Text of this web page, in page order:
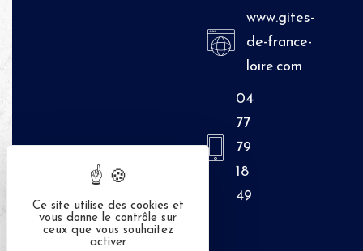
www.gites-
de-france-
loire.com
04
77
79
18
49
Ce site utilise des cookies et
vous donne le contrôle sur
ceux que vous souhaitez
activer